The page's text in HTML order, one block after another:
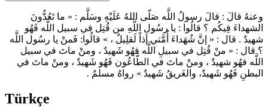
وعنهُ قالَ : قالَ رسولُ اللَّه صَلّى اللهُ عَلَيْهِ وسَلَّم : « ما تَعُدُّونَ
الشهداءَ فِيكُم ؟ قالُوا : يا رسُولِ اللَّهِ من قُتِل في سبيل اللَّه فَهُو
شهيدٌ . قال : « إنَّ شُهَداءَ أُمَّتي إذاً لَقلِيلٌ ، » قالُوا: فَمنْ يا رسُول اللَّه
؟ قال : « منْ قُتِل في سبيلِ اللَّه فهُو شَهيدٌ ، ومنْ ماتَ في سبيل
اللَّه فهُو شهيدٌ ، ومنْ ماتَ في الطَّاعُون فَهُو شَهيدٌ ، ومنْ ماتَ في
البطنِ فَهُو شَهيدٌ، والغَريقُ شَهيدٌ » رواهُ مسلمٌ .
Türkçe